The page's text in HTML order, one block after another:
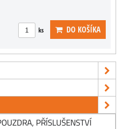
ks DO KOŠÍKA
PŘÍSLUŠENSTVÍ